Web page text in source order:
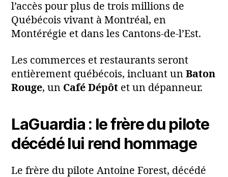
l’accès pour plus de trois millions de
Québécois vivant à Montréal, en
Montérégie et dans les Cantons‑de‑l’Est.
Les commerces et restaurants seront
entièrement québécois, incluant un Baton
Rouge, un Café Dépôt et un dépanneur.
LaGuardia : le frère du pilote
décédé lui rend hommage
Le frère du pilote Antoine Forest, décédé